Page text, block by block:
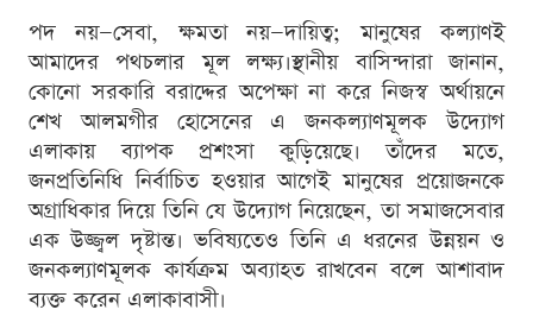
পদ নয়—সেবা, ক্ষমতা নয়—দায়িত্ব; মানুষের কল্যাণই
আমাদের পথচলার মূল লক্ষ্য।স্থানীয় বাসিন্দারা জানান,
কোনো সরকারি বরাদ্দের অপেক্ষা না করে নিজস্ব অর্থায়নে
শেখ আলমগীর হোসেনের এ জনকল্যাণমূলক উদ্যোগ
এলাকায় ব্যাপক প্রশংসা কুড়িয়েছে। তাঁদের মতে,
জনপ্রতিনিধি নির্বাচিত হওয়ার আগেই মানুষের প্রয়োজনকে
অগ্রাধিকার দিয়ে তিনি যে উদ্যোগ নিয়েছেন, তা সমাজসেবার
এক উজ্জ্বল দৃষ্টান্ত। ভবিষ্যতেও তিনি এ ধরনের উন্নয়ন ও
জনকল্যাণমূলক কার্যক্রম অব্যাহত রাখবেন বলে আশাবাদ
ব্যক্ত করেন এলাকাবাসী।